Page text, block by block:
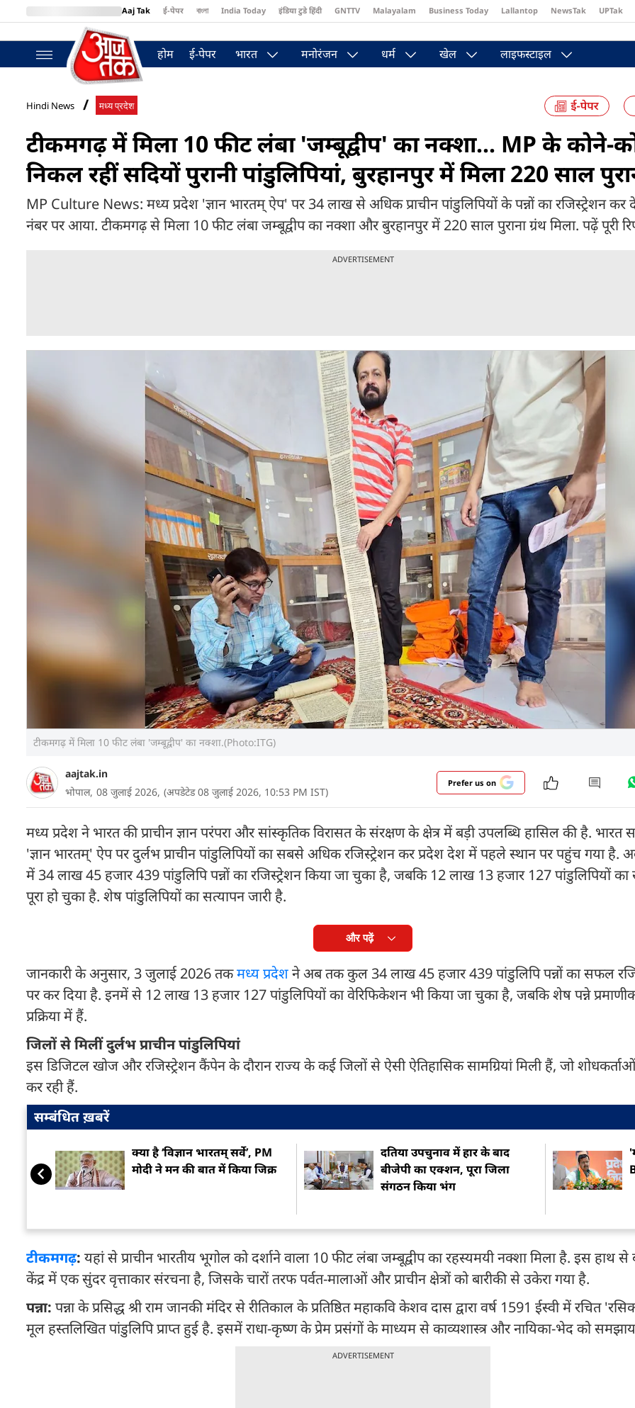
Aaj Tak ई-पेपर বাংলা India Today इंडिया टुडे हिंदी GNTTV Malayalam Business Today Lallantop NewsTak UPTak
BT Bazaar
होम ई-पेपर भारत मनोरंजन धर्म खेल लाइफस्टाइल
Hindi News मध्य प्रदेश
टीकमगढ़ में मिला 10 फीट लंबा 'जम्बूद्वीप' का नक्शा... MP के कोने-
निकल रहीं सदियों पुरानी पांडुलिपियां, बुरहानपुर में मिला 220 साल
MP Culture News: मध्य प्रदेश 'ज्ञान भारतम् ऐप' पर 34 लाख से अधिक प्राचीन पांडुलिपियों के पन्नों का रजिस्ट्रेशन
नंबर पर आया. टीकमगढ़ से मिला 10 फीट लंबा जम्बूद्वीप का नक्शा और बुरहानपुर में 220 साल पुराना ग्रंथ मिला. पढ़ें पूरी
ADVERTISEMENT
टीकमगढ़ में मिला 10 फीट लंबा 'जम्बूद्वीप' का नक्शा.(Photo:ITG)
aajtak.in
भोपाल, 08 जुलाई 2026, (अपडेटेड 08 जुलाई 2026, 10:53 PM IST)
Prefer us on
मध्य प्रदेश ने भारत की प्राचीन ज्ञान परंपरा और सांस्कृतिक विरासत के संरक्षण के क्षेत्र में बड़ी उपलब्धि हासिल की है. भारत
'ज्ञान भारतम्' ऐप पर दुर्लभ प्राचीन पांडुलिपियों का सबसे अधिक रजिस्ट्रेशन कर प्रदेश देश में पहले स्थान पर पहुंच गया है.
में 34 लाख 45 हजार 439 पांडुलिपि पन्नों का रजिस्ट्रेशन किया जा चुका है, जबकि 12 लाख 13 हजार 127 पांडुलिपियों का
पूरा हो चुका है. शेष पांडुलिपियों का सत्यापन जारी है.
और पढ़ें
जानकारी के अनुसार, 3 जुलाई 2026 तकमध्य प्रदेशने अब तक कुल 34 लाख 45 हजार 439 पांडुलिपि पन्नों का सफल
पर कर दिया है. इनमें से 12 लाख 13 हजार 127 पांडुलिपियों का वेरिफिकेशन भी किया जा चुका है, जबकि शेष पन्ने
प्रक्रिया में हैं.
जिलों से मिलीं दुर्लभ प्राचीन पांडुलिपियां
इस डिजिटल खोज और रजिस्ट्रेशन कैंपेन के दौरान राज्य के कई जिलों से ऐसी ऐतिहासिक सामग्रियां मिली हैं, जो
कर रही हैं.
सम्बंधित ख़बरें
क्या है ‘विज्ञान भारतम् सर्वे’, PM
मोदी ने मन की बात में किया जिक्र
दतिया उपचुनाव में हार के बाद
बीजेपी का एक्शन, पूरा जिला
संगठन किया भंग
टीकमगढ़: यहां से प्राचीन भारतीय भूगोल को दर्शाने वाला 10 फीट लंबा जम्बूद्वीप का रहस्यमयी नक्शा मिला है. इस हाथ
केंद्र में एक सुंदर वृत्ताकार संरचना है, जिसके चारों तरफ पर्वत-मालाओं और प्राचीन क्षेत्रों को बारीकी से उकेरा गया है.
पन्ना: पन्ना के प्रसिद्ध श्री राम जानकी मंदिर से रीतिकाल के प्रतिष्ठित महाकवि केशव दास द्वारा वर्ष 1591 ईस्वी में रचित
मूल हस्तलिखित पांडुलिपि प्राप्त हुई है. इसमें राधा-कृष्ण के प्रेम प्रसंगों के माध्यम से काव्यशास्त्र और नायिका-भेद को
ADVERTISEMENT